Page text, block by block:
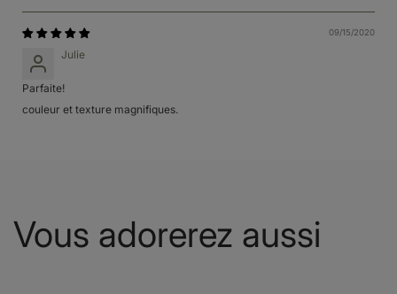
09/15/2020
Julie
Parfaite!
couleur et texture magnifiques.
Vous adorerez aussi